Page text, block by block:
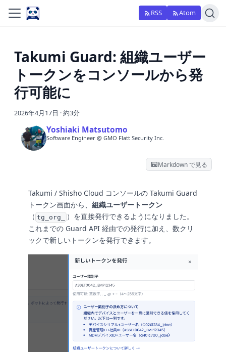
RSS Atom
Takumi Guard: 組織ユーザー
トークンをコンソールから発
行可能に
2026年4月17日 ·約3分
Yoshiaki Matsutomo
Software Engineer @ GMO Flatt Security Inc.
Markdown で見る
Takumi / Shisho Cloud コンソールの Takumi Guard
トークン画面から、 組織ユーザートークン
（ tg_org_
）を直接発行できるようになりました。
これまでの Guard API 経由での発行に加え、数クリ
ックで新しいトークンを発行できます。